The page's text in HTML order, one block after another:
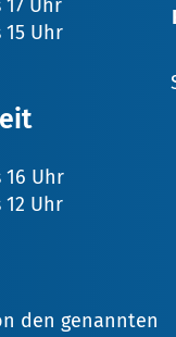
Uhr
15 Uhr
16 Uhr
12 Uhr
den genannten